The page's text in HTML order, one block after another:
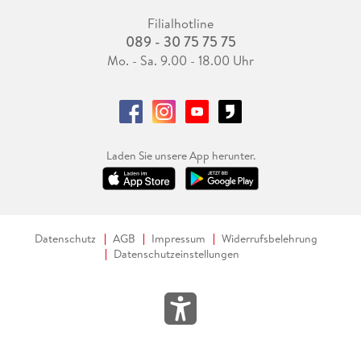
Filialhotline
089 - 30 75 75 75
Mo. - Sa. 9.00 - 18.00 Uhr
Laden Sie unsere App herunter.
Datenschutz AGB Impressum
Widerrufsbelehrung
Datenschutzeinstellungen